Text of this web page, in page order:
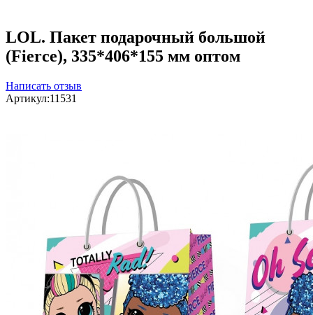
LOL. Пакет подарочный большой
(Fierce), 335*406*155 мм оптом
Написать отзыв
Артикул:11531